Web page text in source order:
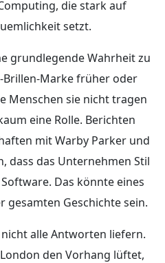
die stark auf
setzt.
grundlegende Wahrheit zu
Brillen-Marke früher oder
Menschen sie nicht tragen
eine Rolle. Berichten
mit Warby Parker und
dass das Unternehmen Stil
Das könnte eines
gesamten Geschichte sein.
alle Antworten liefern.
den Vorhang lüftet,